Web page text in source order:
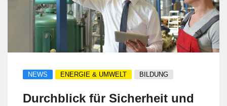
critical applications.
NEWS ENERGIE & UMWELT BILDUNG
Durchblick für Sicherheit und